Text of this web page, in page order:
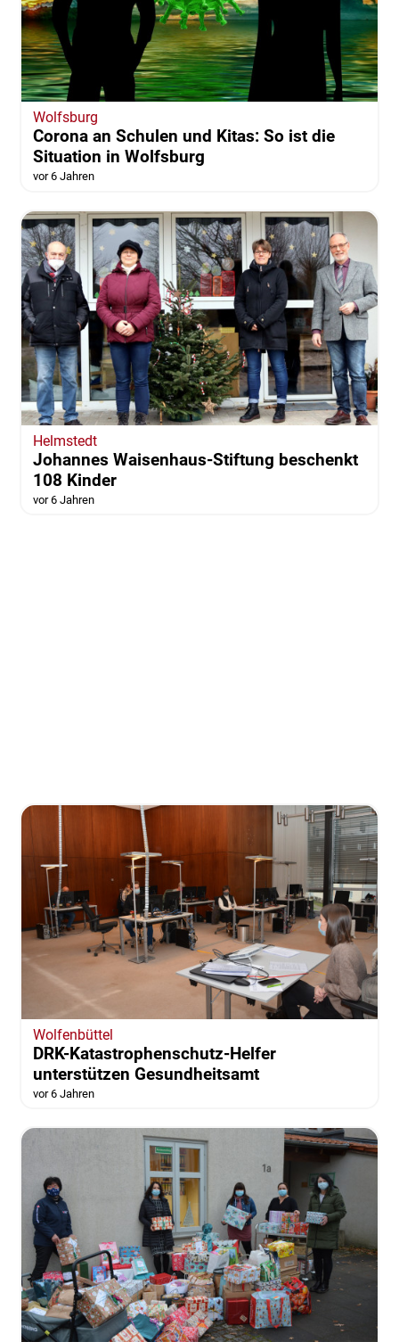
Wolfsburg
Corona an Schulen und Kitas: So ist die
Situation in Wolfsburg
vor 6 Jahren
Helmstedt
Johannes Waisenhaus-Stiftung beschenkt
108 Kinder
vor 6 Jahren
Wolfenbüttel
DRK-Katastrophenschutz-Helfer
unterstützen Gesundheitsamt
vor 6 Jahren